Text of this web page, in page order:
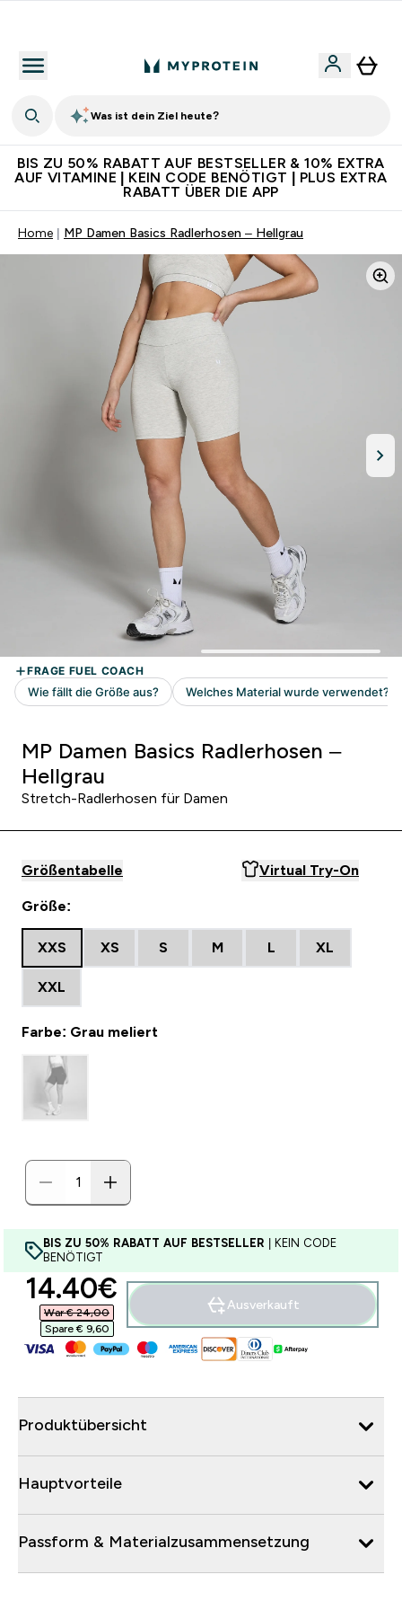
Was ist dein Ziel heute?
BIS ZU 50% RABATT AUF BESTSELLER & 10% EXTRA
AUF VITAMINE | KEIN CODE BENÖTIGT | PLUS EXTRA
RABATT ÜBER DIE APP
Home MP Damen Basics Radlerhosen – Hellgrau
MP Damen Basics Radlerhosen –
Hellgrau
Stretch-Radlerhosen für Damen
Größentabelle Virtual Try-On
Größe:
XXS XS S M L XL
XXL
Farbe: Grau meliert
BIS ZU 50% RABATT AUF BESTSELLER | KEIN CODE
BENÖTIGT
discounted price
14.40€‎
War € 24,00‎
Spare € 9,60‎
Ausverkauft
Produktübersicht
Hauptvorteile
Passform & Materialzusammensetzung